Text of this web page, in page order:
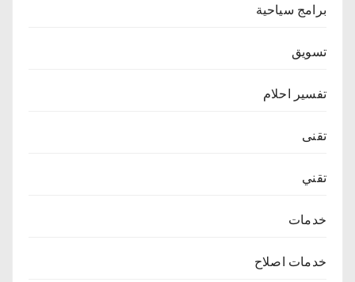
برامج سياحية
تسويق
تفسير احلام
تقنى
تقني
خدمات
خدمات اصلاح